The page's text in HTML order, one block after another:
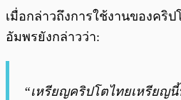
เมื่อกล่าวถึงการใช้งานของคริ
อัมพรยังกล่าวว่า:
“เหรียญคริปโตไทยเหรียญ